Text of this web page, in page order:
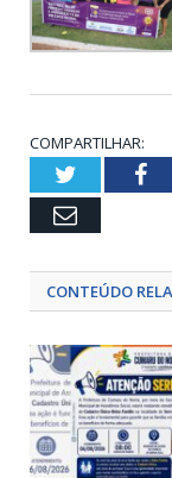
COMPARTILHAR:
Twitter
Email
CONTEÚDO